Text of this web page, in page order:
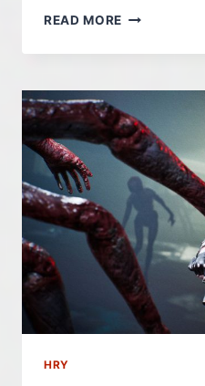
READ MORE TECHNICKÝ
ARKNIGHTS:
NA
PS5
NABÍDNE
60
HODIN
HRANÍ
HRY